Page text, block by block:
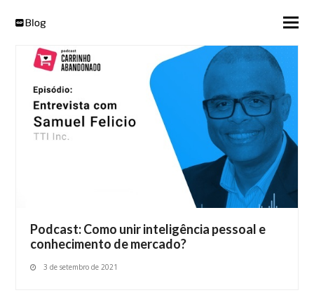
Podcast: Como unir inteligência pessoal e
conhecimento de mercado?
3 de setembro de 2021